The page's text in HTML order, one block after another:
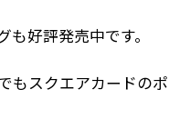
好評発売中です。
もスクエアカードのポ